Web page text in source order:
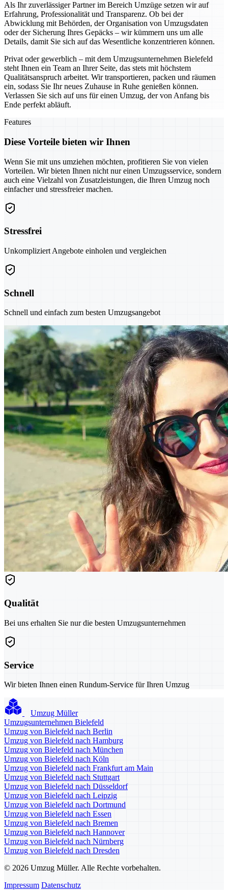
Als Ihr zuverlässiger Partner im Bereich Umzüge setzen wir auf
Erfahrung, Professionalität und Transparenz. Ob bei der
Abwicklung mit Behörden, der Organisation von Umzugsdaten
oder der Sicherung Ihres Gepäcks – wir kümmern uns um alle
Details, damit Sie sich auf das Wesentliche konzentrieren können.
Privat oder gewerblich – mit dem Umzugsunternehmen Bielefeld
steht Ihnen ein Team an Ihrer Seite, das stets mit höchstem
Qualitätsanspruch arbeitet. Wir transportieren, packen und räumen
ein, sodass Sie Ihr neues Zuhause in Ruhe genießen können.
Verlassen Sie sich auf uns für einen Umzug, der von Anfang bis
Ende perfekt abläuft.
Features
Diese Vorteile bieten wir Ihnen
Wenn Sie mit uns umziehen möchten, profitieren Sie von vielen
Vorteilen. Wir bieten Ihnen nicht nur einen Umzugsservice, sondern
auch eine Vielzahl von Zusatzleistungen, die Ihren Umzug noch
einfacher und stressfreier machen.
Stressfrei
Unkompliziert Angebote einholen und vergleichen
Schnell
Schnell und einfach zum besten Umzugsangebot
Qualität
Bei uns erhalten Sie nur die besten Umzugsunternehmen
Service
Wir bieten Ihnen einen Rundum-Service für Ihren Umzug
Umzug Müller
Umzugsunternehmen Bielefeld
Umzug von Bielefeld nach Berlin
Umzug von Bielefeld nach Hamburg
Umzug von Bielefeld nach München
Umzug von Bielefeld nach Köln
Umzug von Bielefeld nach Frankfurt am Main
Umzug von Bielefeld nach Stuttgart
Umzug von Bielefeld nach Düsseldorf
Umzug von Bielefeld nach Leipzig
Umzug von Bielefeld nach Dortmund
Umzug von Bielefeld nach Essen
Umzug von Bielefeld nach Bremen
Umzug von Bielefeld nach Hannover
Umzug von Bielefeld nach Nürnberg
Umzug von Bielefeld nach Dresden
© 2026 Umzug Müller. Alle Rechte vorbehalten.
Impressum Datenschutz